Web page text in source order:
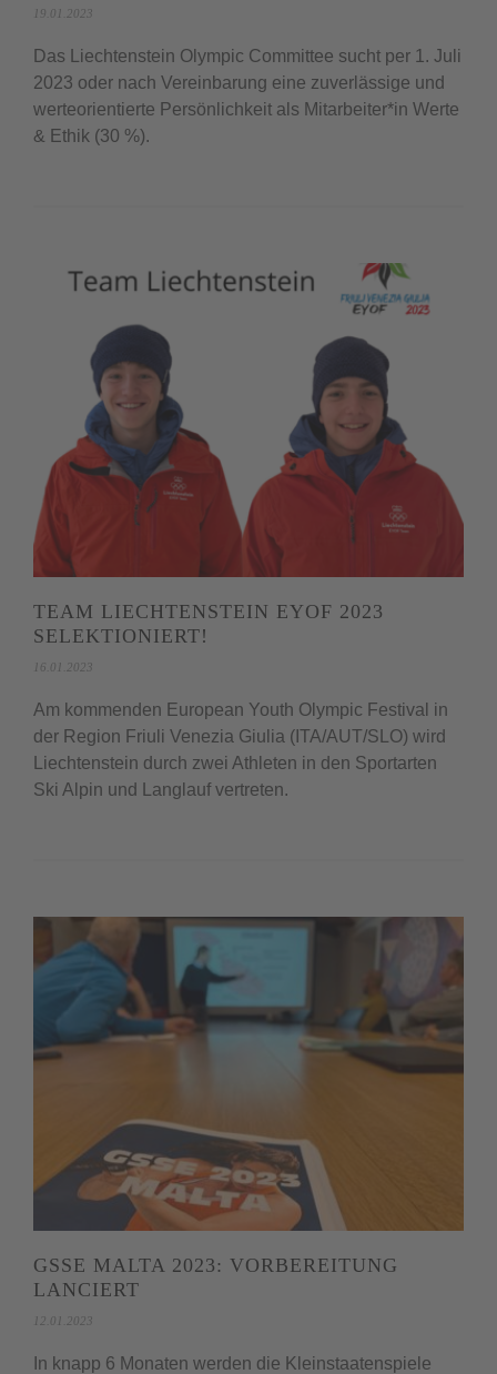
19.01.2023
Das Liechtenstein Olympic Committee sucht per 1. Juli
2023 oder nach Vereinbarung eine zuverlässige und
werteorientierte Persönlichkeit als Mitarbeiter*in Werte
& Ethik (30 %).
TEAM LIECHTENSTEIN EYOF 2023
SELEKTIONIERT!
16.01.2023
Am kommenden European Youth Olympic Festival in
der Region Friuli Venezia Giulia (ITA/AUT/SLO) wird
Liechtenstein durch zwei Athleten in den Sportarten
Ski Alpin und Langlauf vertreten.
GSSE MALTA 2023: VORBEREITUNG
LANCIERT
12.01.2023
In knapp 6 Monaten werden die Kleinstaatenspiele